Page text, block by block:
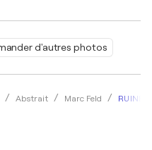
d'autres photos
Abstrait Marc Feld RUINES